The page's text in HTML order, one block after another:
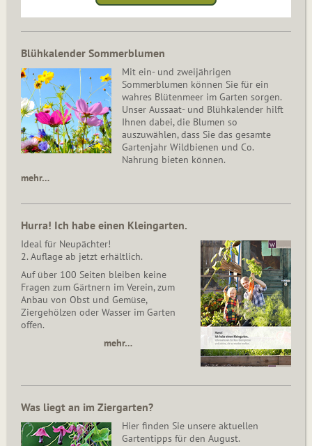
Blühkalender Sommerblumen
Mit ein- und zweijährigen
Sommerblumen können Sie für ein
wahres Blütenmeer im Garten sorgen.
Unser Aussaat- und Blühkalender hilft
Ihnen dabei, die Blumen so
auszuwählen, dass Sie das gesamte
Gartenjahr Wildbienen und Co.
Nahrung bieten können.
mehr…
Hurra! Ich habe einen Kleingarten.
Ideal für Neupächter!
2. Auflage ab jetzt erhältlich.
Auf über 100 Seiten bleiben keine
Fragen zum Gärtnern im Verein, zum
Anbau von Obst und Gemüse,
Ziergehölzen oder Wasser im Garten
offen.
mehr…
Was liegt an im Ziergarten?
Hier finden Sie unsere aktuellen
Gartentipps für den August.